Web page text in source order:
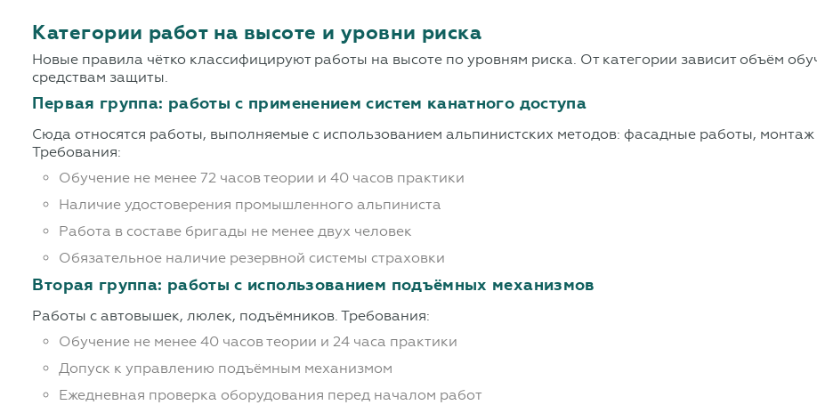
Категории работ на высоте и уровни риска
Новые правила чётко классифицируют работы на высоте по уровням риска. От категории зависит объём
средствам защиты.
Первая группа: работы с применением систем канатного доступа
Сюда относятся работы, выполняемые с использованием альпинистских методов: фасадные работы,
Требования:
Обучение не менее 72 часов теории и 40 часов практики
Наличие удостоверения промышленного альпиниста
Работа в составе бригады не менее двух человек
Обязательное наличие резервной системы страховки
Вторая группа: работы с использованием подъёмных механизмов
Работы с автовышек, люлек, подъёмников. Требования:
Обучение не менее 40 часов теории и 24 часа практики
Допуск к управлению подъёмным механизмом
Ежедневная проверка оборудования перед началом работ